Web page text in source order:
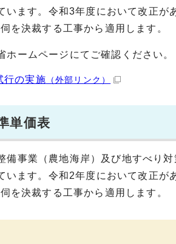
ます。令和3年度において改正が
を決裁する工事から適用します。
ームページにてご確認ください。
行の実施 （外部リンク）
単価表
事業（農地海岸）及び地すべり対
ます。令和2年度において改正が
を決裁する工事から適用します。